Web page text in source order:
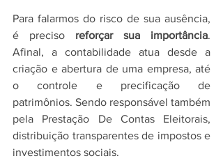
Para falarmos do risco de sua ausência,
é preciso reforçar sua importância.
Afinal, a contabilidade atua desde a
criação e abertura de uma empresa, até
o controle e precificação de
patrimônios. Sendo responsável também
pela Prestação De Contas Eleitorais,
distribuição transparentes de impostos e
investimentos sociais.